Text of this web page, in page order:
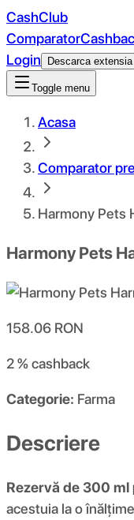
CashClub
Comparator
Login
Descarca extensia
Toggle menu
Acasa
Comparator
Harmony Pets
Harmony Pets
158.06 RON
2 %cashback
Categorie: Farma
Descriere
Rezervă de 300 ml
acestuia la o